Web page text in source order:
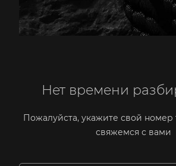
Нет времени
Пожалуйста, укажите свой
свяжемся с вами